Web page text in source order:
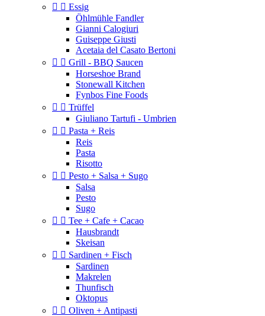
  Essig
Öhlmühle Fandler
Gianni Calogiuri
Guiseppe Giusti
Acetaia del Casato Bertoni
  Grill - BBQ Saucen
Horseshoe Brand
Stonewall Kitchen
Fynbos Fine Foods
  Trüffel
Giuliano Tartufi - Umbrien
  Pasta + Reis
Reis
Pasta
Risotto
  Pesto + Salsa + Sugo
Salsa
Pesto
Sugo
  Tee + Cafe + Cacao
Hausbrandt
Skeisan
  Sardinen + Fisch
Sardinen
Makrelen
Thunfisch
Oktopus
  Oliven + Antipasti